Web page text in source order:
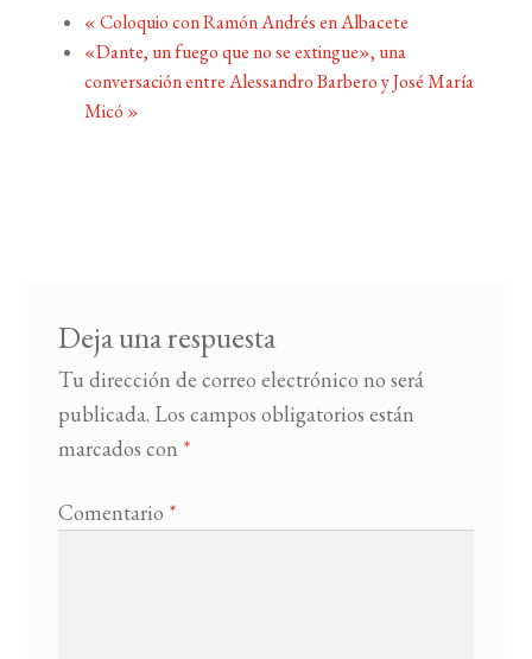
«Coloquio con Ramón Andrés en Albacete
«Dante, un fuego que no se extingue», una
conversación entre Alessandro Barbero y José María
Micó »
Deja una respuesta
Tu dirección de correo electrónico no será
publicada. Los campos obligatorios están
marcados con *
Comentario *